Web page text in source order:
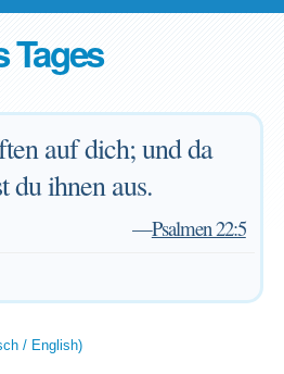
Tages
auf dich; und da
du ihnen aus.
—Psalmen 22:5
/ English)